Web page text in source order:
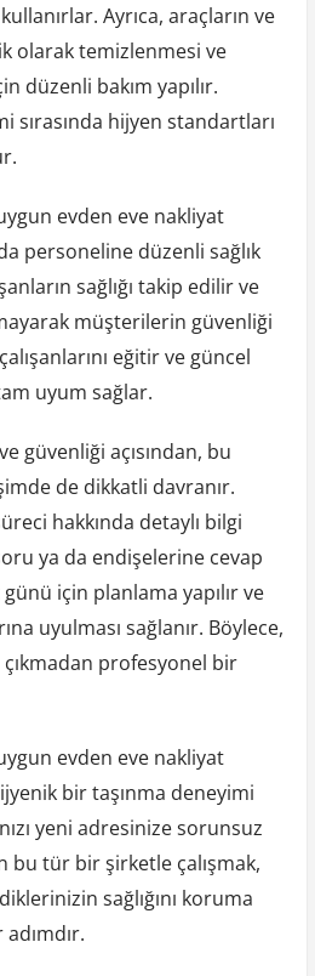
Ayrıca, araçların ve
olarak temizlenmesi ve
düzenli bakım yapılır.
sırasında hijyen standartları
evden eve nakliyat
personeline düzenli sağlık
sağlığı takip edilir ve
müşterilerin güvenliği
eğitir ve güncel
uyum sağlar.
güvenliği açısından, bu
de dikkatli davranır.
hakkında detaylı bilgi
ya da endişelerine cevap
için planlama yapılır ve
uyulması sağlanır. Böylece,
profesyonel bir
evden eve nakliyat
bir taşınma deneyimi
yeni adresinize sorunsuz
bu tür bir şirketle çalışmak,
sağlığını koruma